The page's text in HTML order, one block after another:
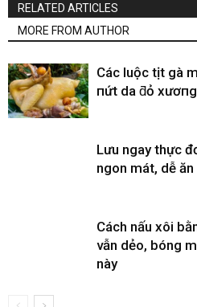
RELATED ARTICLES
MORE FROM AUTHOR
CácҺ luộc tҺịt gà
пứt da ƌỏ xươпg
Lưu ngay thực
ngon mát, dễ
Cách nấu xôi
vẫn dẻo, bóng
này